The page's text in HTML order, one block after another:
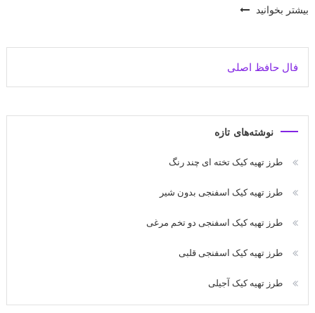
بیشتر بخوانید
فال حافظ اصلی
نوشته‌های تازه
طرز تهیه کیک تخته ای چند رنگ
طرز تهیه کیک اسفنجی بدون شیر
طرز تهیه کیک اسفنجی دو تخم مرغی
طرز تهیه کیک اسفنجی قلبی
طرز تهیه کیک آجیلی